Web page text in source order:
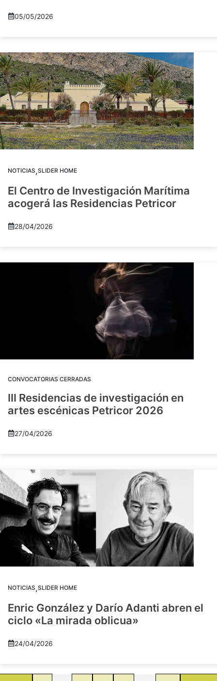
05/05/2026
NOTICIAS,SLIDER HOME
El Centro de Investigación Marítima
acogerá las Residencias Petricor
28/04/2026
CONVOCATORIAS CERRADAS
III Residencias de investigación en
artes escénicas Petricor 2026
27/04/2026
NOTICIAS,SLIDER HOME
Enric González y Darío Adanti abren el
ciclo «La mirada oblicua»
24/04/2026